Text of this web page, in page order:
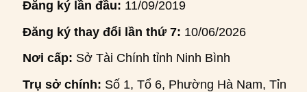
Đăng ký lần đầu: 11/09/2019
Đăng ký thay đổi lần thứ 7: 10/06/2026
Nơi cấp: Sở Tài Chính tỉnh Ninh Bình
Trụ sở chính: Số 1, Tổ 6, Phường Hà Nam, Tỉnh